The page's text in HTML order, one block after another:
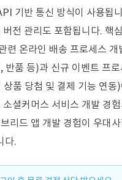
기반 통신 방식이 사용됩
전 관리도 포함됩니다. 핵
련 온라인 배송 프로세스 개
반품 등)과 신규 이벤트 프로
상품 당첨 및 결제 기능 연동
소셜커머스 서비스 개발 경
리드 앱 개발 경험이 우대
다.